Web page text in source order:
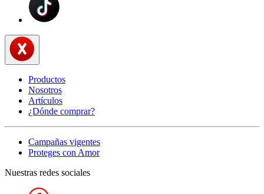
Productos
Nosotros
Artículos
¿Dónde comprar?
Campañas vigentes
Proteges con Amor
Nuestras redes sociales